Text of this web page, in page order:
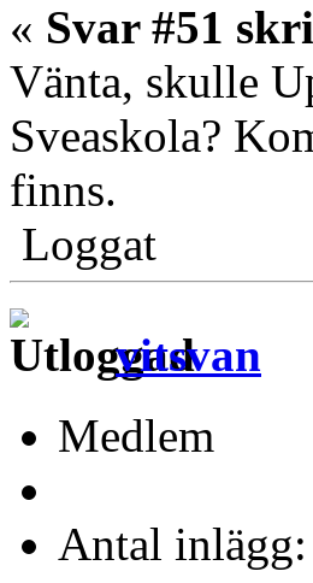
« Svar #51
Vänta, skulle
Sveaskola?
finns.
Loggat
vitsvan
Medlem
Antal